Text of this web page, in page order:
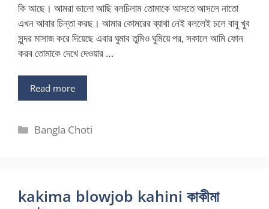
কি আছে। আমরা ভালো আছি বলচিলাম তোমাকে আসতে আসলে নাতো
এখন আবার চিন্তা করছ। আমার কোমরের ব্যাথা নেই বললেই চলে বাবু খুব
সুন্দর মাসাজ করে দিয়েছে এবার ঘুমাব তুমিও ঘুমিয়ে পর, সকালে আমি ফোন
করব তোমাকে দেখে দেওয়ার …
Read more
Categories
Bangla Choti
kakima blowjob kahini কাকীমা